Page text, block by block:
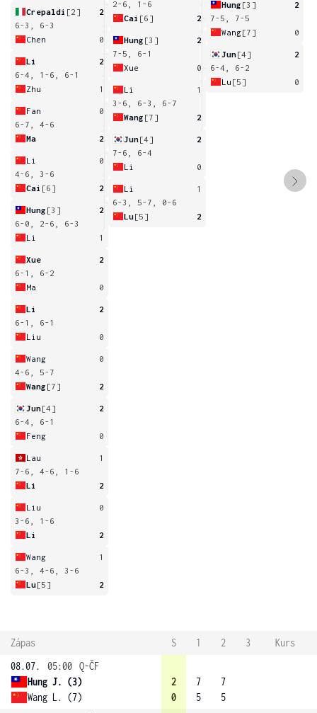
Crepaldi [2]
2
6-3, 6-3
Chen
0
Li
2
6-4, 1-6, 6-1
Zhu
1
Fan
0
6-7, 4-6
Ma
2
Li
0
4-6, 3-6
Cai [6] 2
Hung [3]
2
6-0, 2-6, 6-3
Li
1
Xue
2
6-1, 6-2
Ma
0
Li
2
6-1, 6-1
Liu
0
Wang
0
4-6, 5-7
Wang [7] 2
Jun[4]
2
6-4, 6-1
Feng
0
Lau
1
7-6, 4-6, 1-6
Li
2
Liu
0
3-6, 1-6
Li
2
Wang
1
6-3, 4-6, 3-6
Lu[5] 2
2-6, 1-6
Cai [6] 2
Hung [3]
2
7-5, 6-1
Xue
0
Li
1
3-6, 6-3, 6-7
Wang [7] 2
Jun[4]
2
7-6, 6-4
Li
0
Li
1
6-3, 5-7, 0-6
Lu[5] 2
Hung [3]
2
7-5, 7-5
Wang[7] 0
Jun[4]
2
6-4, 6-2
Lu [5] 0
Zápas S 1 2 3
Kurs
08.07.
05:00 Q-ČF
Hung J. (3)
Wang L. (7)
2
0
7
5
7
5